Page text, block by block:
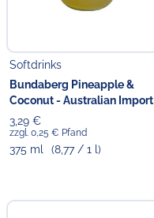
Softdrinks
Bundaberg Pineapple &
Coconut - Australian Import
3,29 €
zzgl. 0,25 € Pfand
375 ml (8,77 / 1 l)